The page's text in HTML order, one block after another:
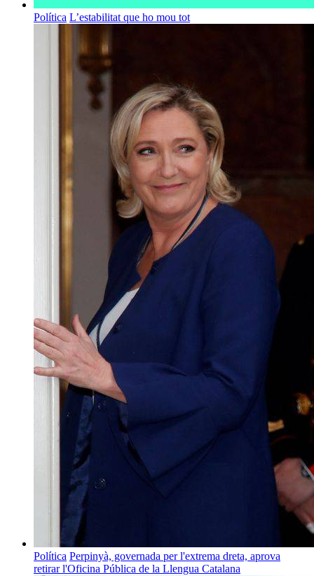
Política L’estabilitat que ho mou tot
Política Perpinyà, governada per l'extrema dreta, aprova
retirar l'Oficina Pública de la Llengua Catalana